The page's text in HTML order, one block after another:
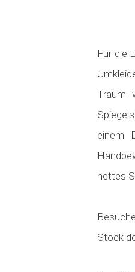
Für die
Traum
einem
nettes
Stock